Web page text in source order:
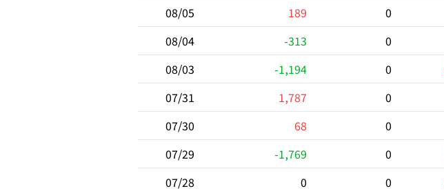
08/05
189 0
08/04
-313 0
08/03
-1,194 0
07/31
1,787 0
07/30
68 0
07/29
-1,769 0
07/28
0 0